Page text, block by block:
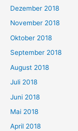
Dezember 2018
November 2018
Oktober 2018
September 2018
August 2018
Juli 2018
Juni 2018
Mai 2018
April 2018